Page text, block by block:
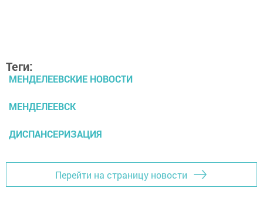
Теги:
МЕНДЕЛЕЕВСКИЕ НОВОСТИ
МЕНДЕЛЕЕВСК
ДИСПАНСЕРИЗАЦИЯ
Перейти на страницу новости